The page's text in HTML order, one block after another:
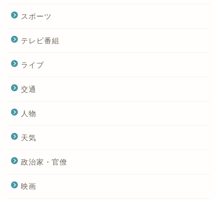
スポーツ
テレビ番組
ライブ
交通
人物
天気
政治家・官僚
映画